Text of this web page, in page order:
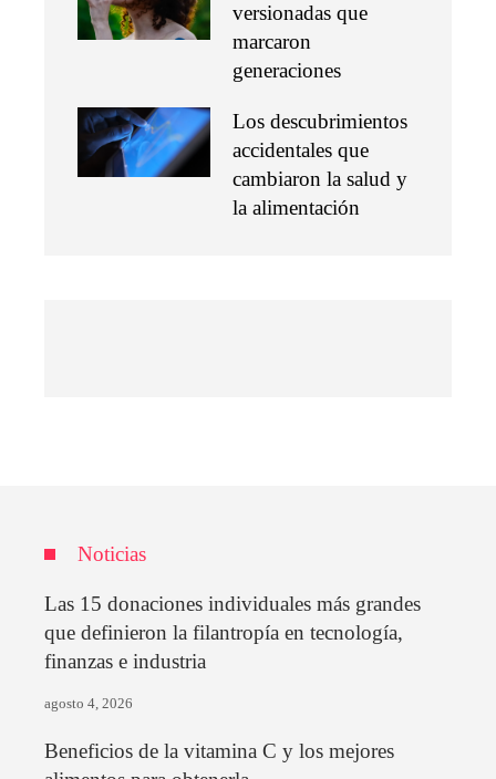
versionadas que
marcaron
generaciones
Los descubrimientos
accidentales que
cambiaron la salud y
la alimentación
Noticias
Las 15 donaciones individuales más grandes
que definieron la filantropía en tecnología,
finanzas e industria
agosto 4, 2026
Beneficios de la vitamina C y los mejores